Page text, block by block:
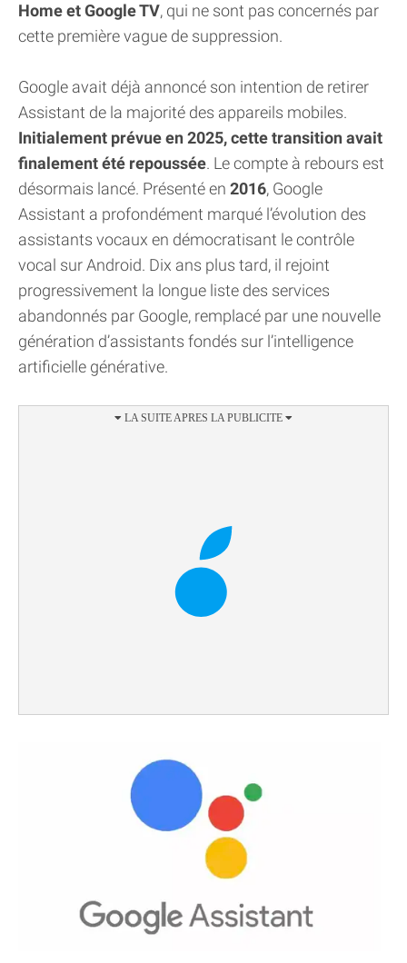
Home et Google TV, qui ne sont pas concernés par
cette première vague de suppression.
Google avait déjà annoncé son intention de retirer
Assistant de la majorité des appareils mobiles.
Initialement prévue en 2025, cette transition avait
finalement été repoussée. Le compte à rebours est
désormais lancé. Présenté en 2016, Google
Assistant a profondément marqué l’évolution des
assistants vocaux en démocratisant le contrôle
vocal sur Android. Dix ans plus tard, il rejoint
progressivement la longue liste des services
abandonnés par Google, remplacé par une nouvelle
génération d’assistants fondés sur l’intelligence
artificielle générative.